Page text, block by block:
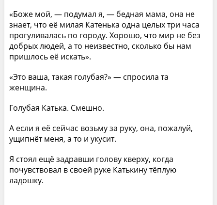
«Боже мой, — подумал я, — бедная мама, она не
знает, что её милая Катенька одна целых три часа
прогуливалась по городу. Хорошо, что мир не без
добрых людей, а то неизвестно, сколько бы нам
пришлось её искать».
«Это ваша, такая голубая?» — спросила та
женщина.
Голубая Катька. Смешно.
А если я её сейчас возьму за руку, она, пожалуй,
ущипнёт меня, а то и укусит.
Я стоял ещё задравши голову кверху, когда
почувствовал в своей руке Катькину тёплую
ладошку.